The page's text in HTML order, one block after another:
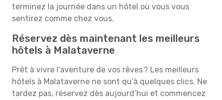
terminez la journée dans un hôtel où vous vous
sentirez comme chez vous.
Réservez dès maintenant les meilleurs
hôtels à Malataverne
Prêt à vivre l’aventure de vos rêves ? Les meilleurs
hôtels à Malataverne ne sont qu’à quelques clics. Ne
tardez pas, réservez dès aujourd’hui et commencez